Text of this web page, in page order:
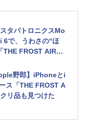
タパトロニクスMo
で、うわさの“ほ
THE FROST AIR」
野郎】iPhoneとi
ス「THE FROST A
リ品も見つけた